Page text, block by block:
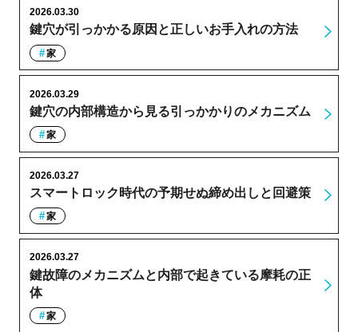
鍵穴が引っかかる原因と正しいお手入れの方法
2026.03.30
家
鍵穴の内部構造から見る引っかかりのメカニズム
2026.03.29
家
スマートロック時代の予期せぬ締め出しと回避策
2026.03.27
家
鍵故障のメカニズムと内部で起きている摩耗の正
体
2026.03.27
家